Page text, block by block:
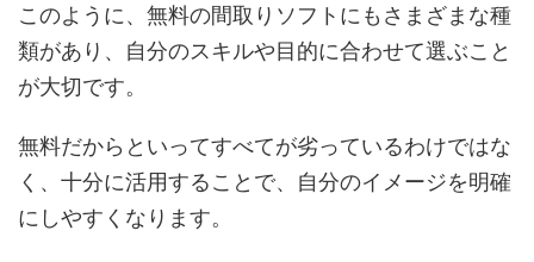
このように、無料の間取りソフトにもさまざまな種
類があり、自分のスキルや目的に合わせて選ぶこと
が大切です。
無料だからといってすべてが劣っているわけではな
く、十分に活用することで、自分のイメージを明確
にしやすくなります。